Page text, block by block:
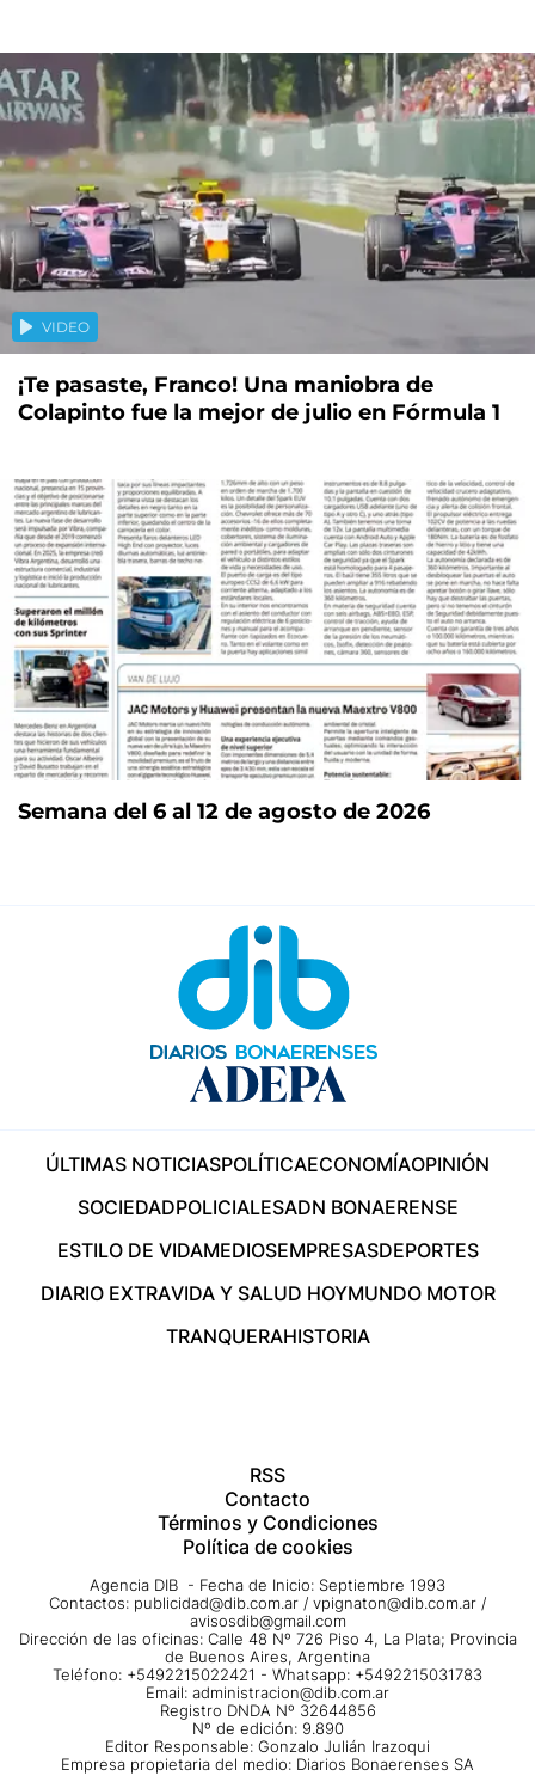
VIDEO
¡Te pasaste, Franco! Una maniobra de
Colapinto fue la mejor de julio en Fórmula 1
Semana del 6 al 12 de agosto de 2026
ÚLTIMAS NOTICIASPOLÍTICAECONOMÍAOPINIÓN
SOCIEDADPOLICIALESADN BONAERENSE
ESTILO DE VIDAMEDIOSEMPRESASDEPORTES
DIARIO EXTRAVIDA Y SALUD HOYMUNDO MOTOR
TRANQUERAHISTORIA
RSS
Contacto
Términos y Condiciones
Política de cookies
Agencia DIB - Fecha de Inicio: Septiembre 1993
Contactos: publicidad@dib.com.ar / vpignaton@dib.com.ar /
avisosdib@gmail.com
Dirección de las oficinas: Calle 48 Nº 726 Piso 4, La Plata; Provincia
de Buenos Aires, Argentina
Teléfono: +5492215022421 - Whatsapp: +5492215031783
Email: administracion@dib.com.ar
Registro DNDA Nº 32644856
Nº de edición: 9.890
Editor Responsable: Gonzalo Julián Irazoqui
Empresa propietaria del medio: Diarios Bonaerenses SA